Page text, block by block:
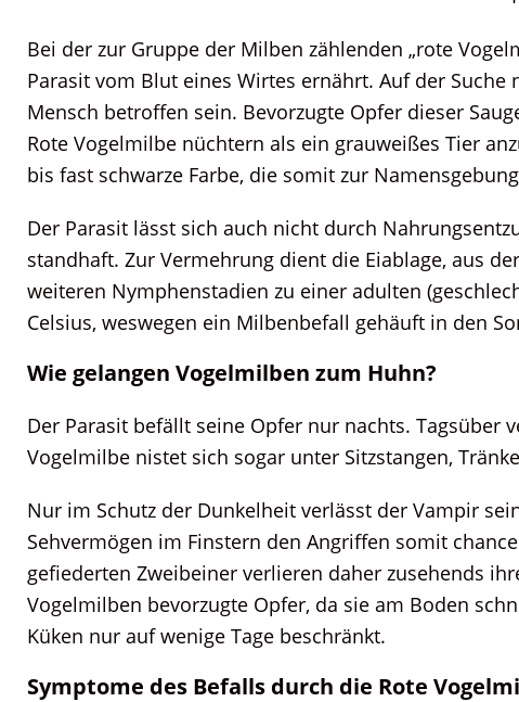
Bei der zur Gruppe der Milben zählenden „rote
Parasit vom Blut eines Wirtes ernährt. Auf der
Mensch betroffen sein. Bevorzugte Opfer dieser
Rote Vogelmilbe nüchtern als ein grauweißes Tier
bis fast schwarze Farbe, die somit zur
Der Parasit lässt sich auch nicht durch
standhaft. Zur Vermehrung dient die Eiablage, aus
weiteren Nymphenstadien zu einer adulten
Celsius, weswegen ein Milbenbefall gehäuft in den
Wie gelangen Vogelmilben zum Huhn?
Der Parasit befällt seine Opfer nur nachts. Tagsüber
Vogelmilbe nistet sich sogar unter Sitzstangen,
Nur im Schutz der Dunkelheit verlässt der Vampir
Sehvermögen im Finstern den Angriffen somit
gefiederten Zweibeiner verlieren daher zusehends
Vogelmilben bevorzugte Opfer, da sie am Boden
Küken nur auf wenige Tage beschränkt.
Symptome des Befalls durch die Rote